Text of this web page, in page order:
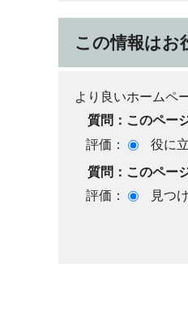
この情報はお
より良いホームペ
質問：このペー
評価：
役に
質問：このペー
評価：
見つ